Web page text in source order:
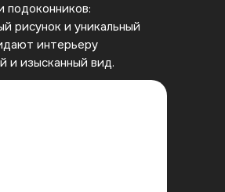
подоконников:
рисунок и уникальный
интерьеру
и изысканный вид.